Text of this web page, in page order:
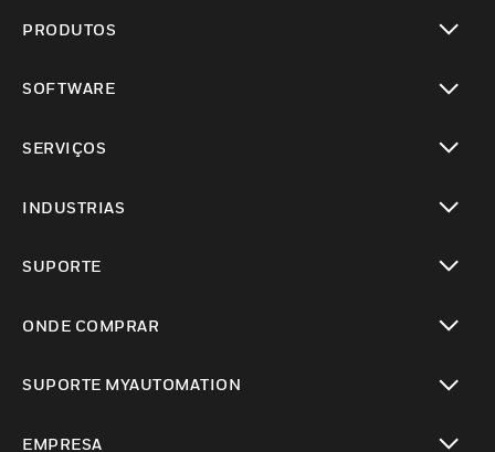
PRODUTOS
SOFTWARE
SERVIÇOS
INDUSTRIAS
SUPORTE
ONDE COMPRAR
SUPORTE MYAUTOMATION
EMPRESA